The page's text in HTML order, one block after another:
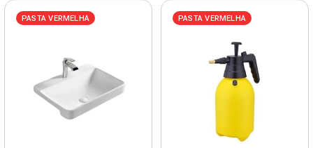
PASTA VERMELHA PASTA VERMELHA